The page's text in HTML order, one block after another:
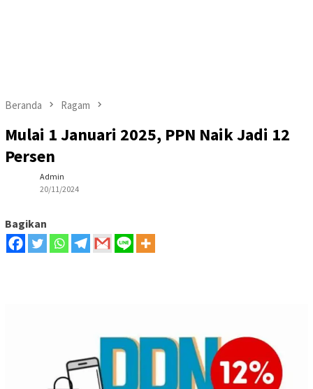
Beranda Ragam
Mulai 1 Januari 2025, PPN Naik Jadi 12
Persen
Admin
20/11/2024
Bagikan